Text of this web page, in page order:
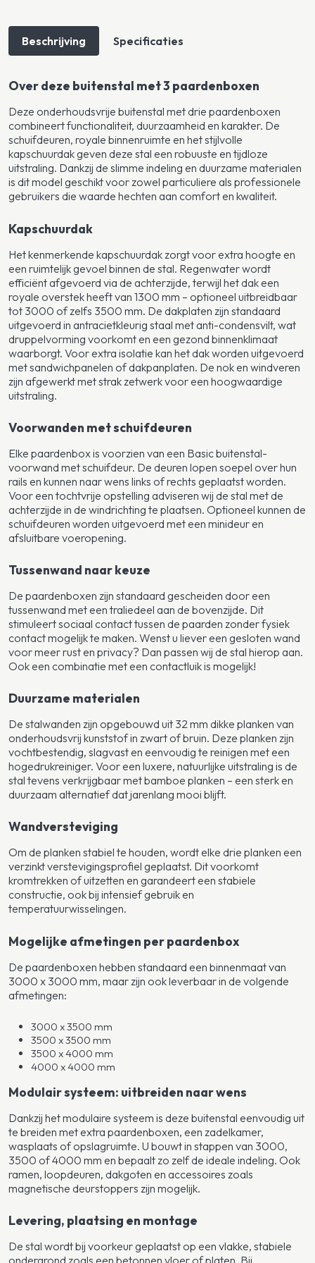
Beschrijving Specificaties
Over deze buitenstal met 3 paardenboxen
Deze onderhoudsvrije buitenstal met drie paardenboxen
combineert functionaliteit, duurzaamheid en karakter. De
schuifdeuren, royale binnenruimte en het stijlvolle
kapschuurdak geven deze stal een robuuste en tijdloze
uitstraling. Dankzij de slimme indeling en duurzame materialen
is dit model geschikt voor zowel particuliere als professionele
gebruikers die waarde hechten aan comfort en kwaliteit.
Kapschuurdak
Het kenmerkende kapschuurdak zorgt voor extra hoogte en
een ruimtelijk gevoel binnen de stal. Regenwater wordt
efficiënt afgevoerd via de achterzijde, terwijl het dak een
royale overstek heeft van 1300 mm – optioneel uitbreidbaar
tot 3000 of zelfs 3500 mm. De dakplaten zijn standaard
uitgevoerd in antracietkleurig staal met anti-condensvilt, wat
druppelvorming voorkomt en een gezond binnenklimaat
waarborgt. Voor extra isolatie kan het dak worden uitgevoerd
met sandwichpanelen of dakpanplaten. De nok en windveren
zijn afgewerkt met strak zetwerk voor een hoogwaardige
uitstraling.
Voorwanden met schuifdeuren
Elke paardenbox is voorzien van een Basic buitenstal-
voorwand met schuifdeur. De deuren lopen soepel over hun
rails en kunnen naar wens links of rechts geplaatst worden.
Voor een tochtvrije opstelling adviseren wij de stal met de
achterzijde in de windrichting te plaatsen. Optioneel kunnen de
schuifdeuren worden uitgevoerd met een minideur en
afsluitbare voeropening.
Tussenwand naar keuze
De paardenboxen zijn standaard gescheiden door een
tussenwand met een traliedeel aan de bovenzijde. Dit
stimuleert sociaal contact tussen de paarden zonder fysiek
contact mogelijk te maken. Wenst u liever een gesloten wand
voor meer rust en privacy? Dan passen wij de stal hierop aan.
Ook een combinatie met een contactluik is mogelijk!
Duurzame materialen
De stalwanden zijn opgebouwd uit 32 mm dikke planken van
onderhoudsvrij kunststof in zwart of bruin. Deze planken zijn
vochtbestendig, slagvast en eenvoudig te reinigen met een
hogedrukreiniger. Voor een luxere, natuurlijke uitstraling is de
stal tevens verkrijgbaar met bamboe planken – een sterk en
duurzaam alternatief dat jarenlang mooi blijft.
Wandversteviging
Om de planken stabiel te houden, wordt elke drie planken een
verzinkt verstevigingsprofiel geplaatst. Dit voorkomt
kromtrekken of uitzetten en garandeert een stabiele
constructie, ook bij intensief gebruik en
temperatuurwisselingen.
Mogelijke afmetingen per paardenbox
De paardenboxen hebben standaard een binnenmaat van
3000 x 3000 mm, maar zijn ook leverbaar in de volgende
afmetingen:
3000 x 3500 mm
3500 x 3500 mm
3500 x 4000 mm
4000 x 4000 mm
Modulair systeem: uitbreiden naar wens
Dankzij het modulaire systeem is deze buitenstal eenvoudig uit
te breiden met extra paardenboxen, een zadelkamer,
wasplaats of opslagruimte. U bouwt in stappen van 3000,
3500 of 4000 mm en bepaalt zo zelf de ideale indeling. Ook
ramen, loopdeuren, dakgoten en accessoires zoals
magnetische deurstoppers zijn mogelijk.
Levering, plaatsing en montage
De stal wordt bij voorkeur geplaatst op een vlakke, stabiele